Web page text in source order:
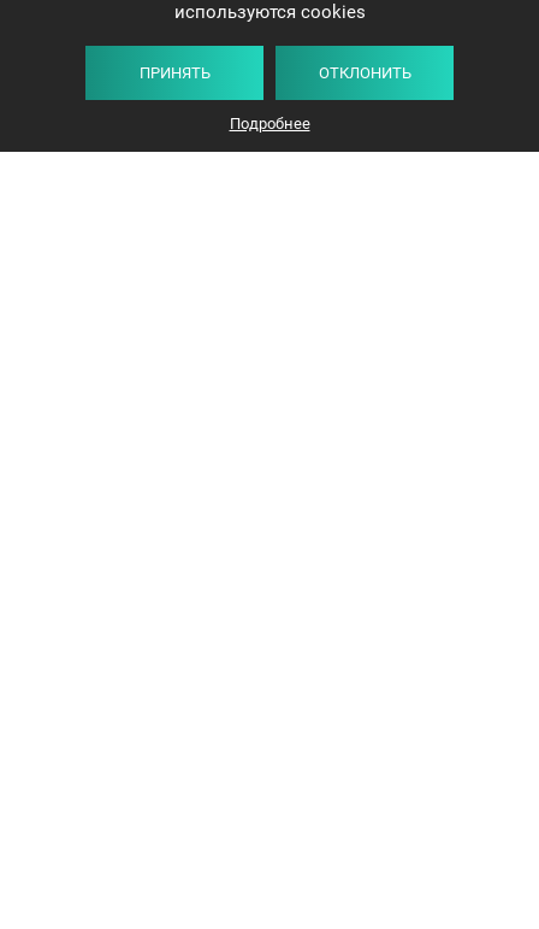
Плитка Карта Список
используются cookies
ПРИНЯТЬ ОТКЛОНИТЬ
Подробнее